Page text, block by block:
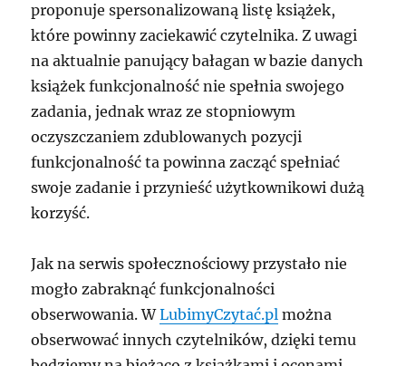
proponuje spersonalizowaną listę książek,
które powinny zaciekawić czytelnika. Z uwagi
na aktualnie panujący bałagan w bazie danych
książek funkcjonalność nie spełnia swojego
zadania, jednak wraz ze stopniowym
oczyszczaniem zdublowanych pozycji
funkcjonalność ta powinna zacząć spełniać
swoje zadanie i przynieść użytkownikowi dużą
korzyść.
Jak na serwis społecznościowy przystało nie
mogło zabraknąć funkcjonalności
obserwowania. WLubimyCzytać.pl można
obserwować innych czytelników, dzięki temu